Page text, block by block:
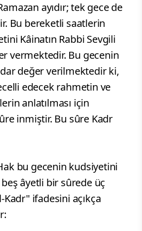
ayıdır; tek gece de
Bu bereketli saatlerin
Kâinatın Rabbi Sevgili
vermektedir. Bu gecenin
değer verilmektedir ki,
edecek rahmetin ve
anlatılması için
inmiştir. Bu sûre Kadr
bu gecenin kudsiyetini
âyetli bir sûrede üç
ifadesini açıkça